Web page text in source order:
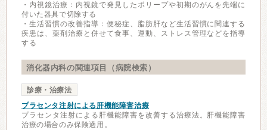
・内視鏡治療：内視鏡で発見したポリープや初期のがんを先端に
付いた器具で切除する
・生活習慣の改善指導：便秘症、脂肪肝など生活習慣に関連する
疾患は、薬剤治療と併せて食事、運動、ストレス管理などを指導
する
消化器内科の関連項目（病院検索）
診療・治療法
プラセンタ注射による肝機能障害治療
プラセンタ注射による肝機能障害を改善する治療法。肝機能障害
治療の場合のみ保険適用。